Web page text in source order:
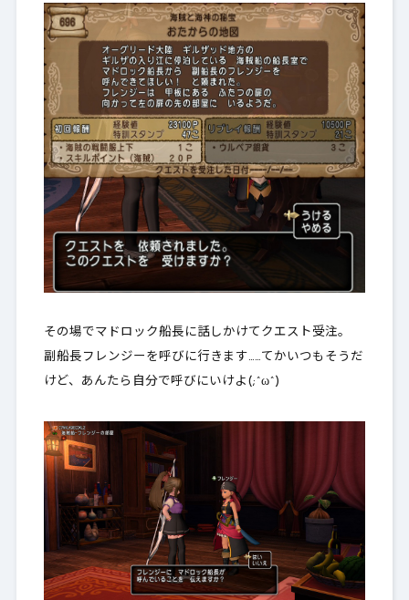
その場でマドロック船長に話しかけてクエスト受注。
副船長フレンジーを呼びに行きます……てかいつもそうだ
けど、あんたら自分で呼びにいけよ(;^ω^)